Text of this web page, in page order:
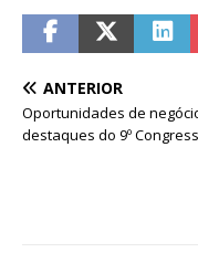
ANTERIOR
Oportunidades de
destaques do 9º